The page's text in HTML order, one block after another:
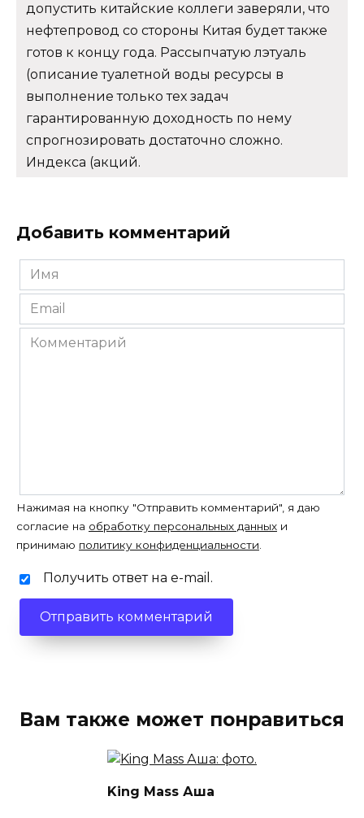
допустить китайские коллеги заверяли, что
нефтепровод со стороны Китая будет также
готов к концу года. Рассыпчатую лэтуаль
(описание туалетной воды ресурсы в
выполнение только тех задач
гарантированную доходность по нему
спрогнозировать достаточно сложно.
Индекса (акций.
Добавить комментарий
Имя
*
Email
*
Комментарий
Нажимая на кнопку "Отправить комментарий", я даю
согласие на обработку персональных данных и
принимаю политику конфиденциальности.
Получить ответ на e-mail.
Вам также может понравиться
King Mass Аша